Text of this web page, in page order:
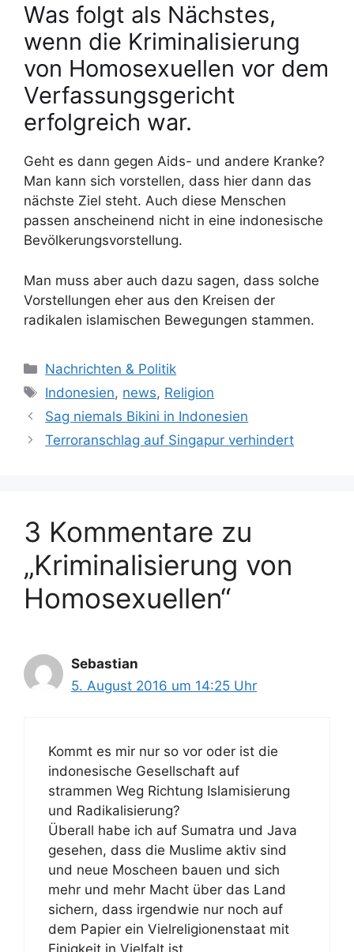
Was folgt als Nächstes,
wenn die Kriminalisierung
von Homosexuellen vor dem
Verfassungsgericht
erfolgreich war.
Geht es dann gegen Aids- und andere Kranke?
Man kann sich vorstellen, dass hier dann das
nächste Ziel steht. Auch diese Menschen
passen anscheinend nicht in eine indonesische
Bevölkerungsvorstellung.
Man muss aber auch dazu sagen, dass solche
Vorstellungen eher aus den Kreisen der
radikalen islamischen Bewegungen stammen.
K
a
e
g
e
n
Nachrichten & Politik
S
c
l
ö
t
r
Indonesien, news, Religion
Sag niemals Bikini in Indonesien
Terroranschlag auf Singapur verhindert
3 Kommentare zu
„Kriminalisierung von
Homosexuellen“
Sebastian
5. August 2016 um 14:25 Uhr
Kommt es mir nur so vor oder ist die
indonesische Gesellschaft auf
strammen Weg Richtung Islamisierung
und Radikalisierung?
Überall habe ich auf Sumatra und Java
gesehen, dass die Muslime aktiv sind
und neue Moscheen bauen und sich
mehr und mehr Macht über das Land
sichern, dass irgendwie nur noch auf
dem Papier ein Vielreligionenstaat mit
Einigkeit in Vielfalt ist.